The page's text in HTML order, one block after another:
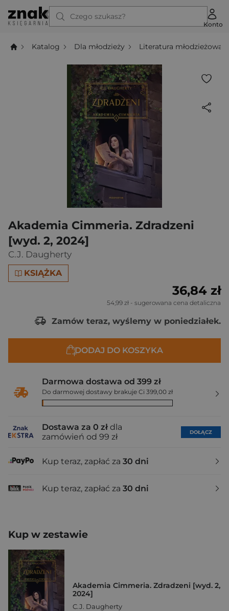
Czego szukasz?
Konto
Katalog Dla młodzieży Literatura młodzieżowa
Akademia Cimmeria. Zdradzeni
[wyd. 2, 2024]
C.J. Daugherty
KSIĄŻKA
36,84 zł
54,99 zł - sugerowana cena detaliczna
Zamów teraz, wyślemy w poniedziałek.
DODAJ DO KOSZYKA
Darmowa dostawa od 399 zł
Do darmowej dostawy brakuje Ci 399,00 zł
Dostawa za 0 zł dla
zamówień od 99 zł
DOŁĄCZ
Kup teraz, zapłać za 30 dni
Kup teraz, zapłać za 30 dni
Kup w zestawie
Akademia Cimmeria. Zdradzeni [wyd. 2,
2024]
C.J. Daugherty